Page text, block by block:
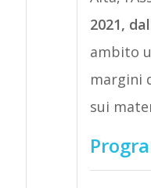
2021,
ambito
margini
sui